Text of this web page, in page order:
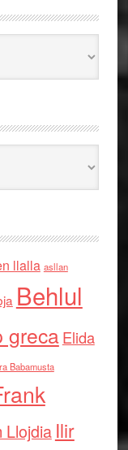
llalla asllan
Behlul
grecaElida
Babamusta
Llojdia Ilir